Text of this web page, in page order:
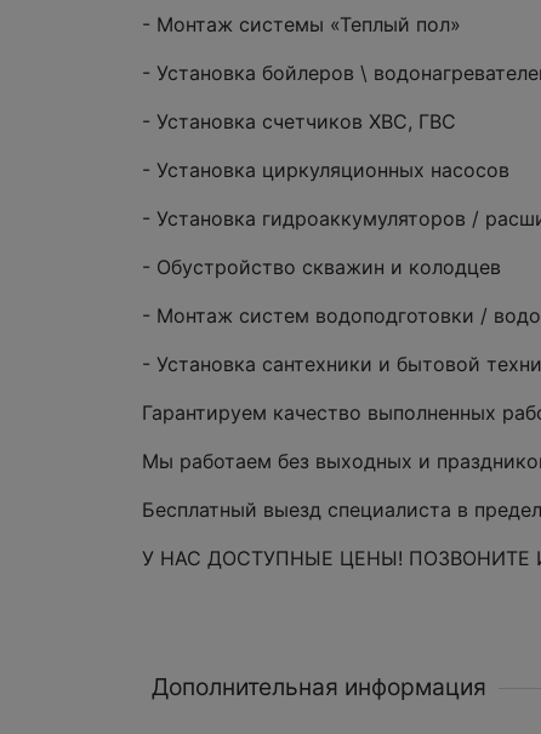
- Монтаж системы «Теплый пол»
- Установка бойлеров \
- Установка счетчиков ХВС, ГВС
- Установка циркуляционных насосов
- Установка гидроаккумуляторов /
- Обустройство скважин и колодцев
- Монтаж систем водоподготовки /
- Установка сантехники и бытовой
Гарантируем качество выполненных
Мы работаем без выходных и
Бесплатный выезд специалиста в
У НАС ДОСТУПНЫЕ ЦЕНЫ! ПОЗВОНИТЕ
Дополнительная информация